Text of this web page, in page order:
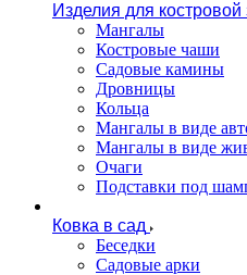
Изделия для костровой
Мангалы
Костровые чаши
Садовые камины
Дровницы
Кольца
Мангалы в виде
Мангалы в виде
Очаги
Подставки под
Ковка в сад
Беседки
Садовые арки